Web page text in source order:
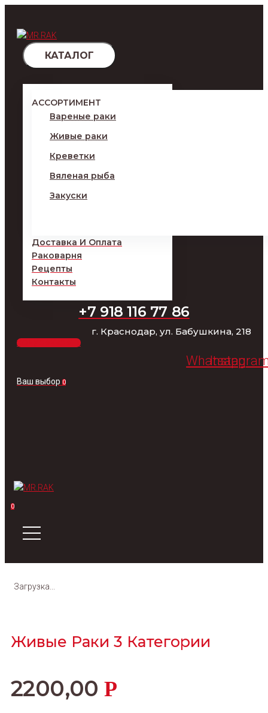
контенту
КАТАЛОГ
АССОРТИМЕНТ
Вареные раки
Живые раки
Креветки
Вяленая рыба
Закуски
Доставка И Оплата
Раковарня
Рецепты
Контакты
+7 918 116 77 86
г. Краснодар, ул. Бабушкина, 218
ХОЧУ ЗАКАЗАТЬ
Whatsapp
Ваш выбор 0
0
Загрузка...
Живые Раки 3 Категории
2200,00Р